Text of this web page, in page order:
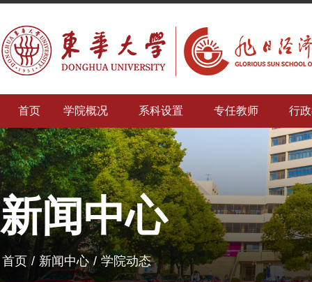
首页 学院概况 系科设置 专任教师 行
新闻中心
首页 / 新闻中心 / 学院动态